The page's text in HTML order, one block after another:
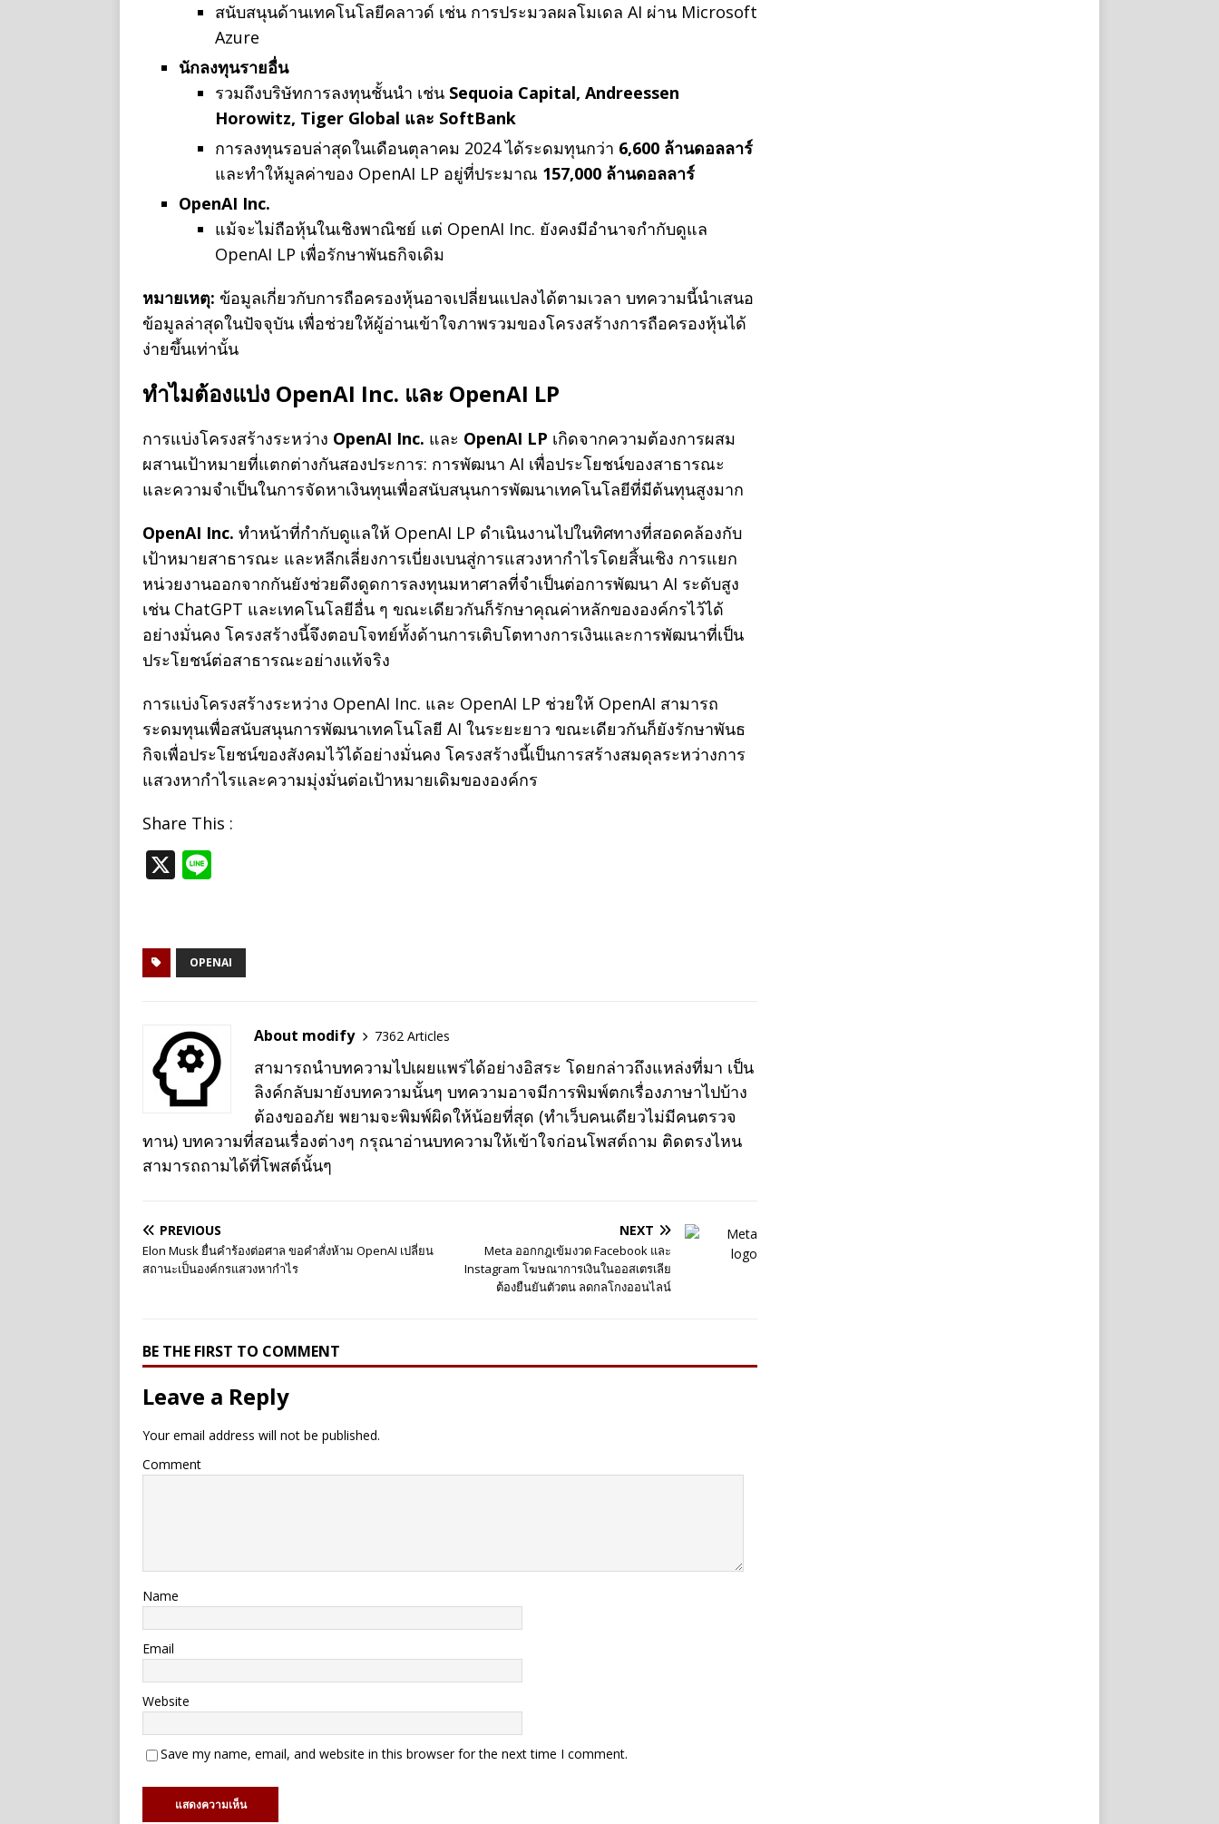
สนับสนุนด้านเทคโนโลยีคลาวด์ เช่น การประมวลผลโมเดล AI ผ่าน Microsoft
Azure
นักลงทุนรายอื่น
รวมถึงบริษัทการลงทุนชั้นนำ เช่น Sequoia Capital, Andreessen
Horowitz, Tiger Global และ SoftBank
การลงทุนรอบล่าสุดในเดือนตุลาคม 2024 ได้ระดมทุนกว่า 6,600 ล้านดอลลาร์
และทำให้มูลค่าของ OpenAI LP อยู่ที่ประมาณ 157,000 ล้านดอลลาร์
OpenAI Inc.
แม้จะไม่ถือหุ้นในเชิงพาณิชย์ แต่ OpenAI Inc. ยังคงมีอำนาจกำกับดูแล
OpenAI LP เพื่อรักษาพันธกิจเดิม
หมายเหตุ: ข้อมูลเกี่ยวกับการถือครองหุ้นอาจเปลี่ยนแปลงได้ตามเวลา บทความนี้นำเสนอ
ข้อมูลล่าสุดในปัจจุบัน เพื่อช่วยให้ผู้อ่านเข้าใจภาพรวมของโครงสร้างการถือครองหุ้นได้
ง่ายขึ้นเท่านั้น
ทำไมต้องแบ่ง OpenAI Inc. และ OpenAI LP
การแบ่งโครงสร้างระหว่าง OpenAI Inc. และ OpenAI LP เกิดจากความต้องการผสม
ผสานเป้าหมายที่แตกต่างกันสองประการ: การพัฒนา AI เพื่อประโยชน์ของสาธารณะ
และความจำเป็นในการจัดหาเงินทุนเพื่อสนับสนุนการพัฒนาเทคโนโลยีที่มีต้นทุนสูงมาก
OpenAI Inc. ทำหน้าที่กำกับดูแลให้ OpenAI LP ดำเนินงานไปในทิศทางที่สอดคล้องกับ
เป้าหมายสาธารณะ และหลีกเลี่ยงการเบี่ยงเบนสู่การแสวงหากำไรโดยสิ้นเชิง การแยก
หน่วยงานออกจากกันยังช่วยดึงดูดการลงทุนมหาศาลที่จำเป็นต่อการพัฒนา AI ระดับสูง
เช่น ChatGPT และเทคโนโลยีอื่น ๆ ขณะเดียวกันก็รักษาคุณค่าหลักขององค์กรไว้ได้
อย่างมั่นคง โครงสร้างนี้จึงตอบโจทย์ทั้งด้านการเติบโตทางการเงินและการพัฒนาที่เป็น
ประโยชน์ต่อสาธารณะอย่างแท้จริง
การแบ่งโครงสร้างระหว่าง OpenAI Inc. และ OpenAI LP ช่วยให้ OpenAI สามารถ
ระดมทุนเพื่อสนับสนุนการพัฒนาเทคโนโลยี AI ในระยะยาว ขณะเดียวกันก็ยังรักษาพันธ
กิจเพื่อประโยชน์ของสังคมไว้ได้อย่างมั่นคง โครงสร้างนี้เป็นการสร้างสมดุลระหว่างการ
แสวงหากำไรและความมุ่งมั่นต่อเป้าหมายเดิมขององค์กร
Share This :
X
OPENAI
About modify 7362 Articles
สามารถนำบทความไปเผยแพร่ได้อย่างอิสระ โดยกล่าวถึงแหล่งที่มา เป็น
ลิงค์กลับมายังบทความนั้นๆ บทความอาจมีการพิมพ์ตกเรื่องภาษาไปบ้าง
ต้องขออภัย พยามจะพิมพ์ผิดให้น้อยที่สุด (ทำเว็บคนเดียวไม่มีคนตรวจ
ทาน) บทความที่สอนเรื่องต่างๆ กรุณาอ่านบทความให้เข้าใจก่อนโพสต์ถาม ติดตรงไหน
สามารถถามได้ที่โพสต์นั้นๆ
PREVIOUS
Elon Musk ยื่นคำร้องต่อศาล ขอคำสั่งห้าม OpenAI เปลี่ยน
สถานะเป็นองค์กรแสวงหากำไร
NEXT
Meta ออกกฎเข้มงวด Facebook และ
Instagram โฆษณาการเงินในออสเตรเลีย
ต้องยืนยันตัวตน ลดกลโกงออนไลน์
BE THE FIRST TO COMMENT
Leave a Reply
Your email address will not be published.
Comment
Name
Email
Website
Save my name, email, and website in this browser for the next time I comment.